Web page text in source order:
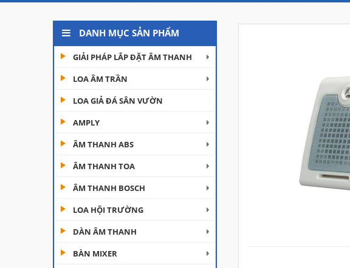
DANH MỤC SẢN PHẨM
GIẢI PHÁP LẮP ĐẶT ÂM THANH
LOA ÂM TRẦN
LOA GIẢ ĐÁ SÂN VƯỜN
AMPLY
ÂM THANH ABS
ÂM THANH TOA
ÂM THANH BOSCH
LOA HỘI TRƯỜNG
DÀN ÂM THANH
BÀN MIXER